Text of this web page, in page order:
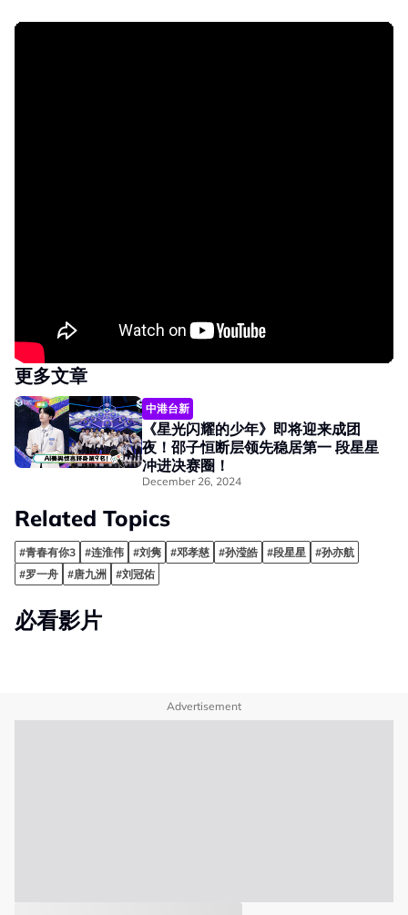
更多文章
中港台新
《星光闪耀的少年》即将迎来成团
夜！邵子恒断层领先稳居第一 段星星
冲进决赛圈！
December 26, 2024
Related Topics
#青春有你3 #连淮伟 #刘隽 #邓孝慈 #孙滢皓 #段星星
#孙亦航
#罗一舟
#唐九洲 #刘冠佑
必看影片
Advertisement